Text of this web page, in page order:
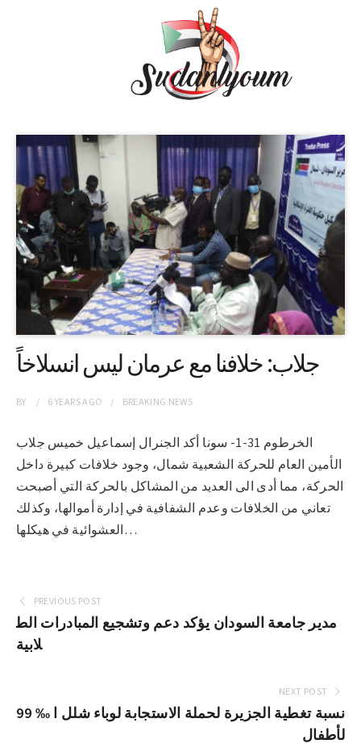
جلاب: خلافنا مع عرمان ليس انسلاخاً
BY 6 YEARSAGO BREAKING NEWS
الخرطوم 31-1- سونا أكد الجنرال إسماعيل خميس جلاب
الأمين العام للحركة الشعبية شمال، وجود خلافات كبيرة داخل
الحركة، مما أدى الى العديد من المشاكل بالحركة التي أصبحت
تعاني من الخلافات وعدم الشفافية في إدارة أموالها، وكذلك
العشوائية في هيكلها…
PREVIOUS POST
مدير جامعة السودان يؤكد دعم وتشجيع المبادرات الط
لابية
NEXT POST
99 ‰ نسبة تغطية الجزيرة لحملة الاستجابة لوباء شلل ا
لأطفال